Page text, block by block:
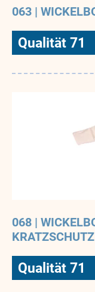
063 |
Qualität 71
068 |
KRATZSCHUTZ
Qualität 71